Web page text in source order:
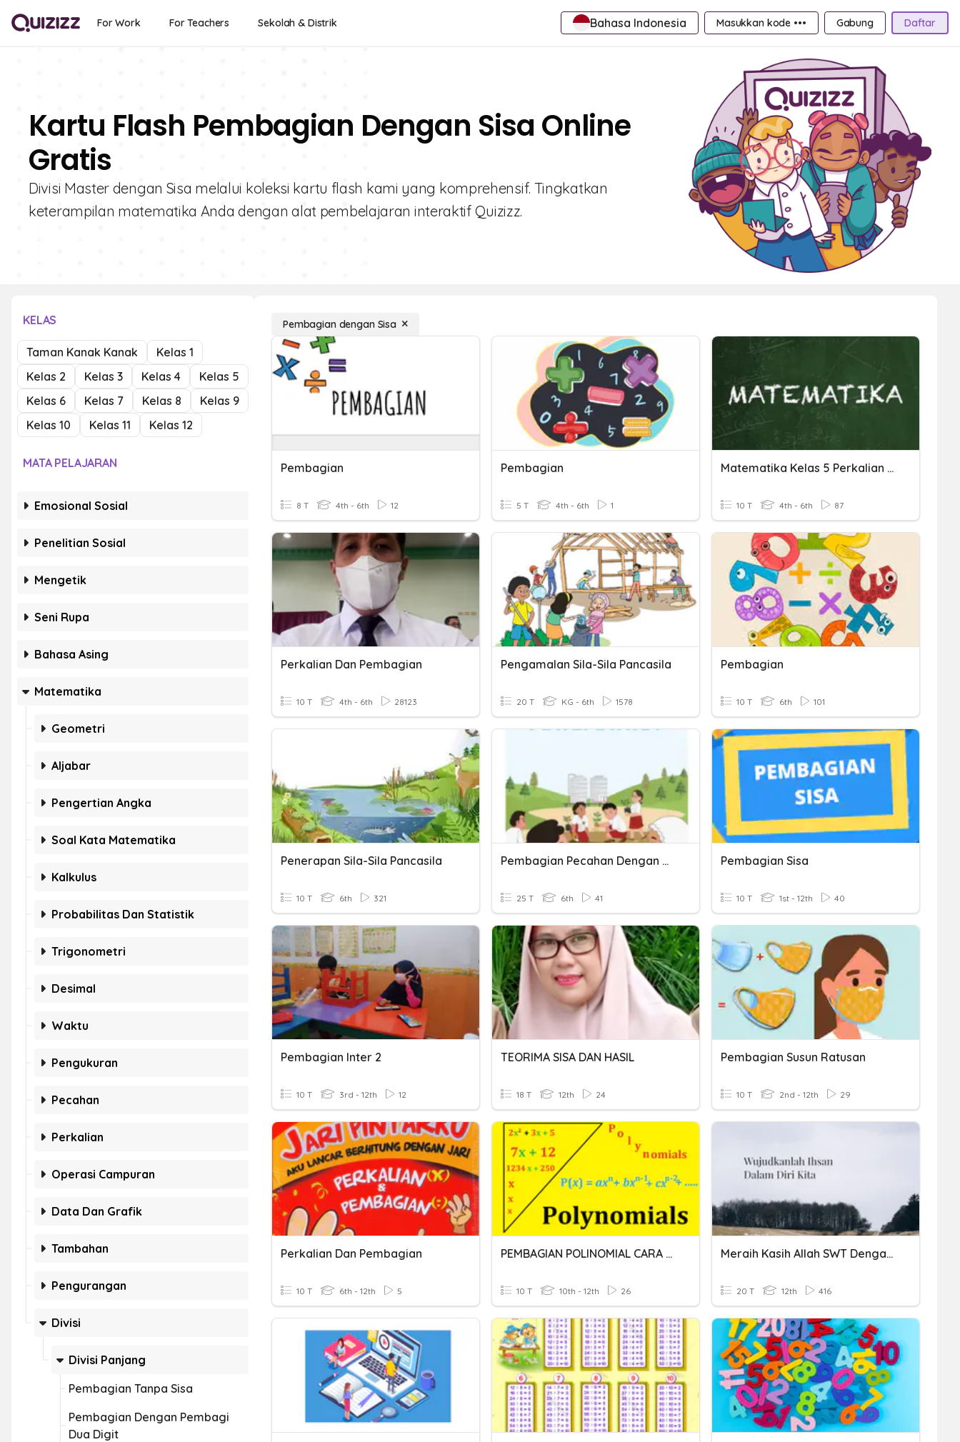
For Work For Teachers Sekolah & Distrik Bahasa Indonesia Masukkan kode ••• Gabung Daftar
Kartu Flash Pembagian Dengan Sisa Online
Gratis
Divisi Master dengan Sisa melalui koleksi kartu flash kami yang komprehensif. Tingkatkan
keterampilan matematika Anda dengan alat pembelajaran interaktif Quizizz.
KELAS
Taman Kanak Kanak
Kelas 1
Kelas 2
Kelas 3 Kelas 4
Kelas 5
Kelas 6
Kelas 7 Kelas 8
Kelas 9
Kelas 10
Kelas 11 Kelas 12
MATA PELAJARAN
Emosional Sosial
Penelitian Sosial
Mengetik
Seni Rupa
Bahasa Asing
Matematika
Geometri
Aljabar
Pengertian Angka
Soal Kata Matematika
Kalkulus
Probabilitas Dan Statistik
Trigonometri
Desimal
Waktu
Pengukuran
Pecahan
Perkalian
Operasi Campuran
Data Dan Grafik
Tambahan
Pengurangan
Divisi
Divisi Panjang
Pembagian Tanpa Sisa
Pembagian Dengan Pembagi
Dua Digit
Pembagian dengan Sisa
Pembagian
8 T 4th - 6th 12
Pembagian
5 T 4th - 6th 1
Matematika Kelas 5 Perkalian Dan Pembagian Pecahan
10 T 4th - 6th 87
Perkalian Dan Pembagian
10 T 4th - 6th 28123
Pengamalan Sila-Sila Pancasila
20 T KG - 6th 1578
Pembagian
10 T 6th 101
Penerapan Sila-Sila Pancasila
10 T 6th 321
Pembagian Pecahan Dengan Bilangan Asli
25 T 6th 41
Pembagian Sisa
10 T 1st - 12th 40
Pembagian Inter 2
10 T 3rd - 12th 12
TEORIMA SISA DAN HASIL
18 T 12th 24
Pembagian Susun Ratusan
10 T 2nd - 12th 29
Perkalian Dan Pembagian
10 T 6th - 12th 5
PEMBAGIAN POLINOMIAL CARA HORNER
10 T 10th - 12th 26
Meraih Kasih Allah SWT Dengan Ihsan
20 T 12th 416